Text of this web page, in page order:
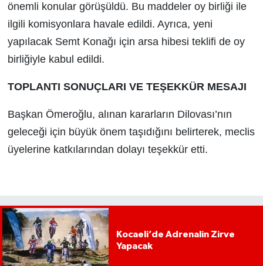
önemli konular görüşüldü. Bu maddeler oy birliği ile
ilgili komisyonlara havale edildi. Ayrıca, yeni
yapılacak Semt Konağı için arsa hibesi teklifi de oy
birliğiyle kabul edildi.
TOPLANTI SONUÇLARI VE TEŞEKKÜR MESAJI
Başkan Ömeroğlu, alınan kararların Dilovası’nın
geleceği için büyük önem taşıdığını belirterek, meclis
üyelerine katkılarından dolayı teşekkür etti.
Kocaeli’de Adrenalin Zirve
Yapacak